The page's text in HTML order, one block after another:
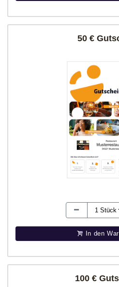
50 €
1 Stück
In den
100 €